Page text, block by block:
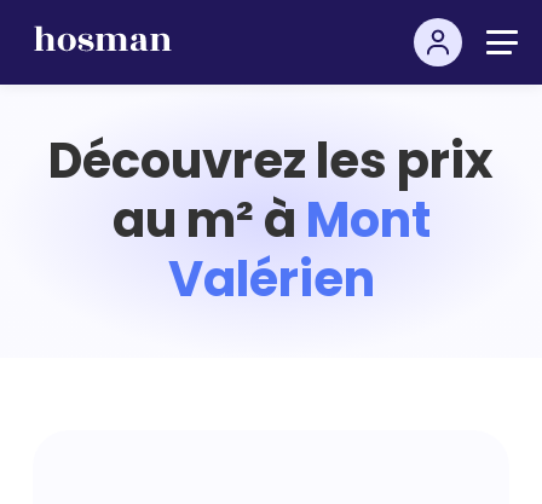
Découvrez les prix
au m² à Mont
Valérien